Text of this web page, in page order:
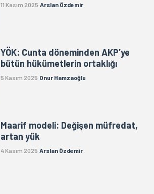
11 Kasım 2025 Arslan Özdemir
YÖK: Cunta döneminden AKP’ye
bütün hükümetlerin ortaklığı
5 Kasım 2025 Onur Hamzaoğlu
Maarif modeli: Değişen müfredat,
artan yük
4 Kasım 2025 Arslan Özdemir